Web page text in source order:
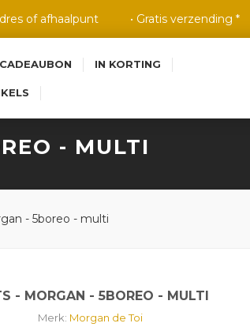
of afhaalpunt • Gratis verzending *
CADEAUBON IN KORTING
- 5boreo - multi
- MULTI
- MORGAN - 5BOREO - MULTI
Merk: Morgan de Toi